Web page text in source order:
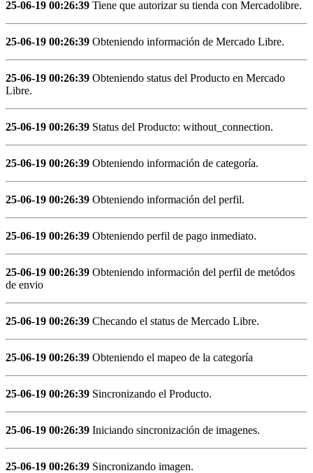
25-06-19 00:26:39 Tiene que autorizar su tienda con Mercadolibre.
25-06-19 00:26:39 Obteniendo información de Mercado Libre.
25-06-19 00:26:39 Obteniendo status del Producto en Mercado
Libre.
25-06-19 00:26:39 Status del Producto: without_connection.
25-06-19 00:26:39 Obteniendo información de categoría.
25-06-19 00:26:39 Obteniendo información del perfil.
25-06-19 00:26:39 Obteniendo perfil de pago inmediato.
25-06-19 00:26:39 Obteniendo información del perfil de metódos
de envio
25-06-19 00:26:39 Checando el status de Mercado Libre.
25-06-19 00:26:39 Obteniendo el mapeo de la categoría
25-06-19 00:26:39 Sincronizando el Producto.
25-06-19 00:26:39 Iniciando sincronización de imagenes.
25-06-19 00:26:39 Sincronizando imagen.